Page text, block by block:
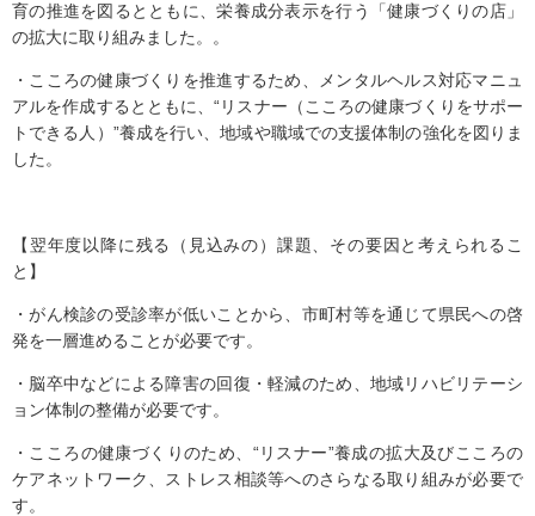
育の推進を図るとともに、栄養成分表示を行う「健康づくりの店」
の拡大に取り組みました。。
・こころの健康づくりを推進するため、メンタルヘルス対応マニュ
アルを作成するとともに、“リスナー（こころの健康づくりをサポー
トできる人）”養成を行い、地域や職域での支援体制の強化を図りま
した。
【翌年度以降に残る（見込みの）課題、その要因と考えられるこ
と】
・がん検診の受診率が低いことから、市町村等を通じて県民への啓
発を一層進めることが必要です。
・脳卒中などによる障害の回復・軽減のため、地域リハビリテーシ
ョン体制の整備が必要です。
・こころの健康づくりのため、“リスナー”養成の拡大及びこころの
ケアネットワーク、ストレス相談等へのさらなる取り組みが必要で
す。